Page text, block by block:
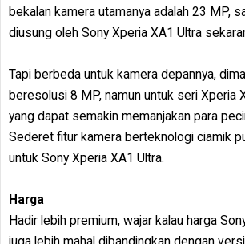
bekalan kamera utamanya adalah 23 MP,
diusung oleh Sony Xperia XA1 Ultra
Tapi berbeda untuk kamera depannya,
beresolusi 8 MP, namun untuk seri Xperia
yang dapat semakin memanjakan para
Sederet fitur kamera berteknologi ciamik
untuk Sony Xperia XA1 Ultra.
Harga
Hadir lebih premium, wajar kalau harga